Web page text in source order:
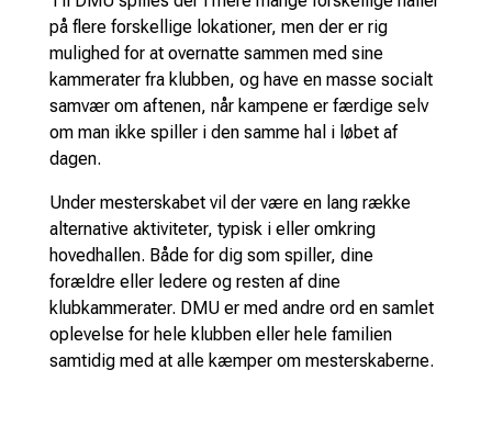
på flere forskellige lokationer, men der er rig
mulighed for at overnatte sammen med sine
kammerater fra klubben, og have en masse socialt
samvær om aftenen, når kampene er færdige selv
om man ikke spiller i den samme hal i løbet af
dagen.
Under mesterskabet vil der være en lang række
alternative aktiviteter, typisk i eller omkring
hovedhallen. Både for dig som spiller, dine
forældre eller ledere og resten af dine
klubkammerater. DMU er med andre ord en samlet
oplevelse for hele klubben eller hele familien
samtidig med at alle kæmper om mesterskaberne.